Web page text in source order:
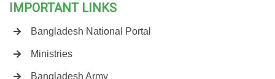
IMPORTANT LINKS
Bangladesh National Portal
Ministries
Bangladesh Army